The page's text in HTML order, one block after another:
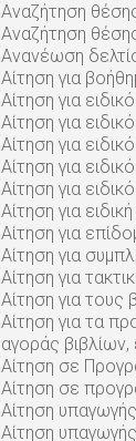
Αναζήτηση
Αναζήτηση
Ανανέωση
Αίτηση για
Αίτηση για
Αίτηση για
Αίτηση για
Αίτηση για
Αίτηση για
Αίτηση για
Αίτηση για
Αίτηση για
Αίτηση για
Αίτηση για
Αίτηση για τα
αγοράς
Αίτηση σε
Αίτηση σε
Αίτηση
Αίτηση